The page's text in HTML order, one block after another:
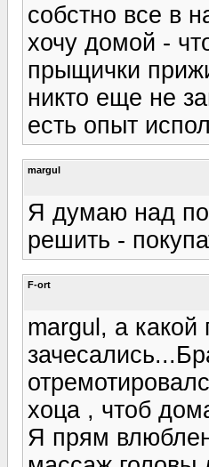
собстно все в
хочу домой -
прыщички
никто еще не
есть опыт
margul
Я думаю над
решить -
F-ort
margul, а какой
хоца , чтоб
Я прям